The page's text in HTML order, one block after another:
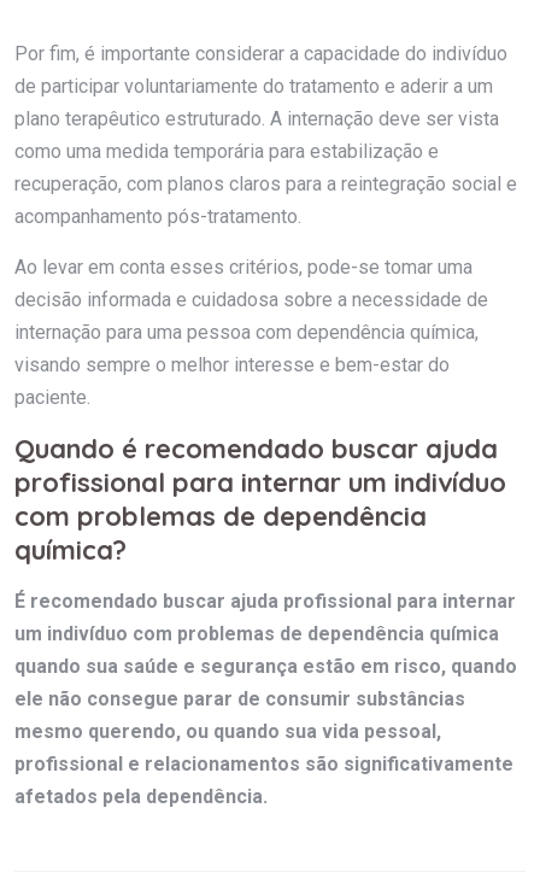
Por fim, é importante considerar a capacidade do indivíduo
de participar voluntariamente do tratamento e aderir a um
plano terapêutico estruturado. A internação deve ser vista
como uma medida temporária para estabilização e
recuperação, com planos claros para a reintegração social e
acompanhamento pós-tratamento.
Ao levar em conta esses critérios, pode-se tomar uma
decisão informada e cuidadosa sobre a necessidade de
internação para uma pessoa com dependência química,
visando sempre o melhor interesse e bem-estar do
paciente.
Quando é recomendado buscar ajuda
profissional para internar um indivíduo
com problemas de dependência
química?
É recomendado buscar ajuda profissional para internar
um indivíduo com problemas de dependência química
quando sua saúde e segurança estão em risco, quando
ele não consegue parar de consumir substâncias
mesmo querendo, ou quando sua vida pessoal,
profissional e relacionamentos são significativamente
afetados pela dependência.